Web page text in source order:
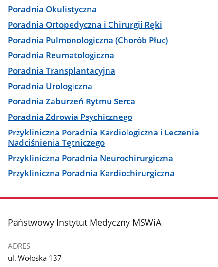
Poradnia Okulistyczna
Poradnia Ortopedyczna i Chirurgii Ręki
Poradnia Pulmonologiczna (Chorób Płuc)
Poradnia Reumatologiczna
Poradnia Transplantacyjna
Poradnia Urologiczna
Poradnia Zaburzeń Rytmu Serca
Poradnia Zdrowia Psychicznego
Przykliniczna Poradnia Kardiologiczna i Leczenia
Nadciśnienia Tętniczego
Przykliniczna Poradnia Neurochirurgiczna
Przykliniczna Poradnia Kardiochirurgiczna
stopka
Państwowy Instytut Medyczny MSWiA
ADRES
ul. Wołoska 137